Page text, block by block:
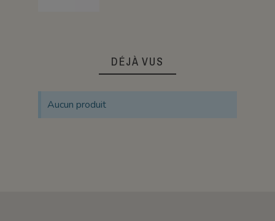
DÉJÀ VUS
Aucun produit